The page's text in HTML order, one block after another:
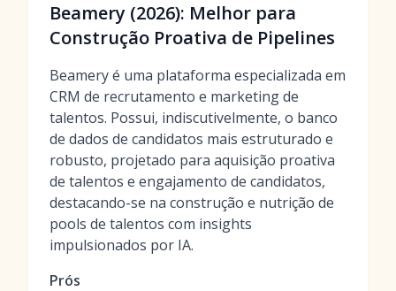
Beamery (2026): Melhor para
Construção Proativa de Pipelines
Beamery é uma plataforma especializada em
CRM de recrutamento e marketing de
talentos. Possui, indiscutivelmente, o banco
de dados de candidatos mais estruturado e
robusto, projetado para aquisição proativa
de talentos e engajamento de candidatos,
destacando-se na construção e nutrição de
pools de talentos com insights
impulsionados por IA.
Prós